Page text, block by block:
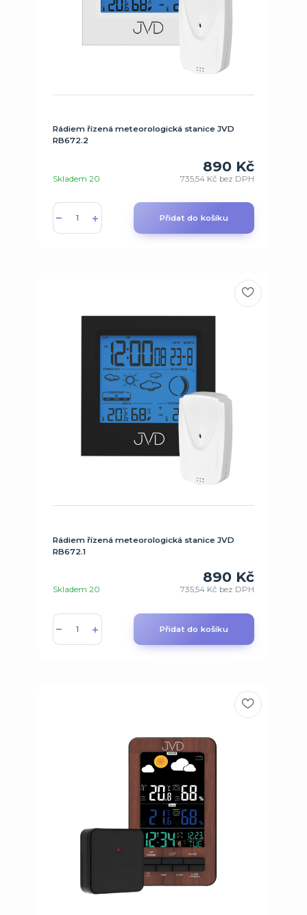
Rádiem řízená meteorologická stanice JVD
RB672.2
890 Kč
735,54 Kč bez DPH
Skladem 20
Přidat do košíku
Rádiem řízená meteorologická stanice JVD
RB672.1
890 Kč
735,54 Kč bez DPH
Skladem 20
Přidat do košíku